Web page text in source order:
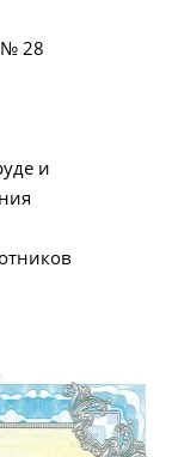
№ 28
и